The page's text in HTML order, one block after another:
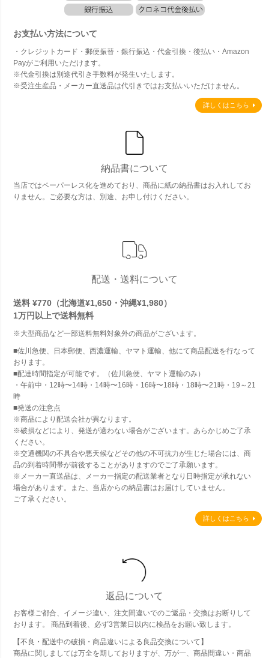
お支払い方法について
・クレジットカード・郵便振替・銀行振込・代金引換・後払い・Amazon
Payがご利用いただけます。
※代金引換は別途代引き手数料が発生いたします。
※受注生産品・メーカー直送品は代引きではお支払いいただけません。
詳しくはこちら
納品書について
当店ではペーパーレス化を進めており、商品に紙の納品書はお入れしてお
りません。ご必要な方は、別途、お申し付けください。
配送・送料について
送料 ¥770（北海道¥1,650・沖縄¥1,980）
1万円以上で送料無料
※大型商品など一部送料無料対象外の商品がございます。
■佐川急便、日本郵便、西濃運輸、ヤマト運輸、他にて商品配送を行なって
おります。
■配達時間指定が可能です。（佐川急便、ヤマト運輸のみ）
・午前中・12時〜14時・14時〜16時・16時〜18時・18時〜21時・19～21
時
■発送の注意点
※商品により配送会社が異なります。
※破損などにより、発送が適わない場合がございます。あらかじめご了承
ください。
※交通機関の不具合や悪天候などその他の不可抗力が生じた場合には、商
品の到着時間帯が前後することがありますのでご了承願います。
※メーカー直送品は、メーカー指定の配送業者となり日時指定が承れない
場合があります。また、当店からの納品書はお届けしていません。
ご了承ください。
詳しくはこちら
返品について
お客様ご都合、イメージ違い、注文間違いでのご返品・交換はお断りして
おります。 商品到着後、必ず3営業日以内に検品をお願い致します。
【不良・配送中の破損・商品違いによる良品交換について】
商品に関しましては万全を期しておりますが、万が一、商品間違い・商品